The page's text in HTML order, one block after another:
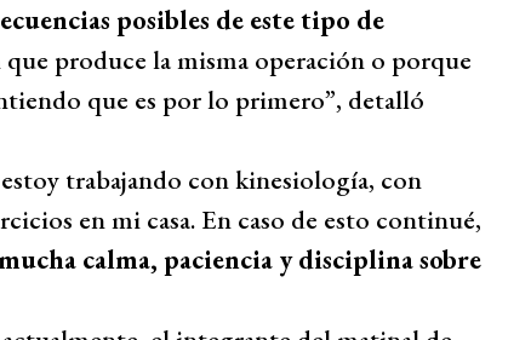
posibles de este tipo de
que produce la misma operación o porque
que es por lo primero”, detalló
trabajando con kinesiología, con
en mi casa. En caso de esto continué,
calma, paciencia y disciplina sobre